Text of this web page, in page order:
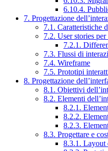
6.10.4.
7. Progettazione
7.1. Caratteristiche
7.2. User stories
7.2.1.
7.3. Flussi di
7.4. Wireframe
7.5. Prototipi
8. Progettazione
8.1. Obiettivi
8.2. Elementi
8.2.1.
8.2.2.
8.2.3.
8.3. Progettare e
8.3.1. Layout